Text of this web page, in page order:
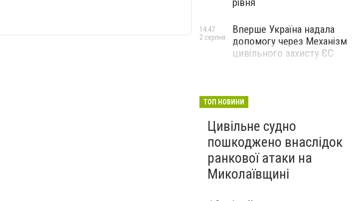
рівня
Вперше Україна надала
допомогу через Механізм
цивільного захисту ЄС
14:47
2 серпня
ТОП НОВИНИ
Цивільне судно
пошкоджено внаслідок
ранкової атаки на
Миколаївщині